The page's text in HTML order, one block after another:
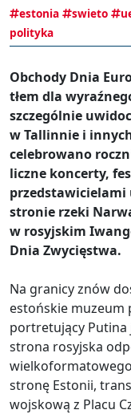
estonia
swieto
polityka
Obchody Dnia
tłem dla
szczególnie
w Tallinnie i
celebrowano
liczne koncerty,
stronie rzeki
w rosyjskim
Dnia Zwycięstwa.
Na granicy znów
estońskie muzeum
portretujący Putina
strona rosyjska
stronę Estonii,
wojskową z Placu